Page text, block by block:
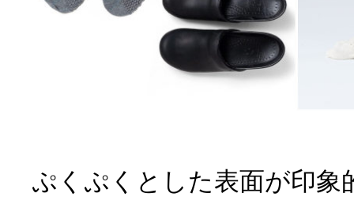
ぷくぷくとした表面が印象